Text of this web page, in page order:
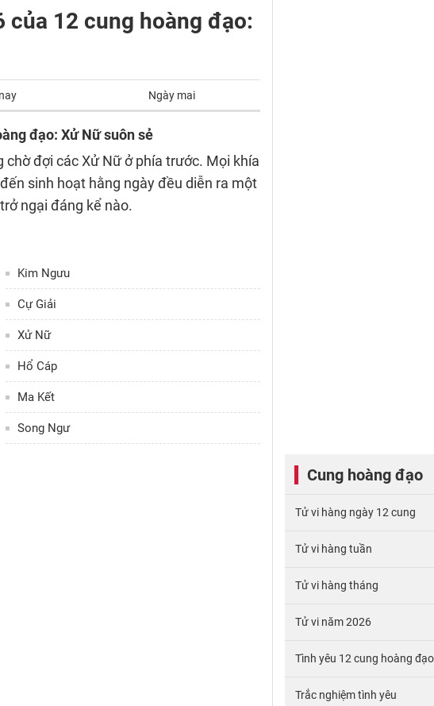
12 cung hoàng đạo:
Ngày mai
đạo: Xử Nữ suôn sẻ
đợi các Xử Nữ ở phía trước. Mọi khía
sinh hoạt hằng ngày đều diễn ra một
ngại đáng kể nào.
Kim Ngưu
Cự Giải
Xử Nữ
Hổ Cáp
Ma Kết
Song Ngư
Cung hoàng đạo
Tử vi hàng ngày 12 cung
Tử vi hàng tuần
Tử vi hàng tháng
Tử vi năm 2026
Tình yêu 12 cung hoàng đạo
Trắc nghiệm tình yêu